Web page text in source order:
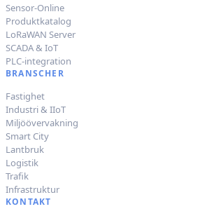
Sensor-Online
Produktkatalog
LoRaWAN Server
SCADA & IoT
PLC-integration
BRANSCHER
Fastighet
Industri & IIoT
Miljöövervakning
Smart City
Lantbruk
Logistik
Trafik
Infrastruktur
KONTAKT